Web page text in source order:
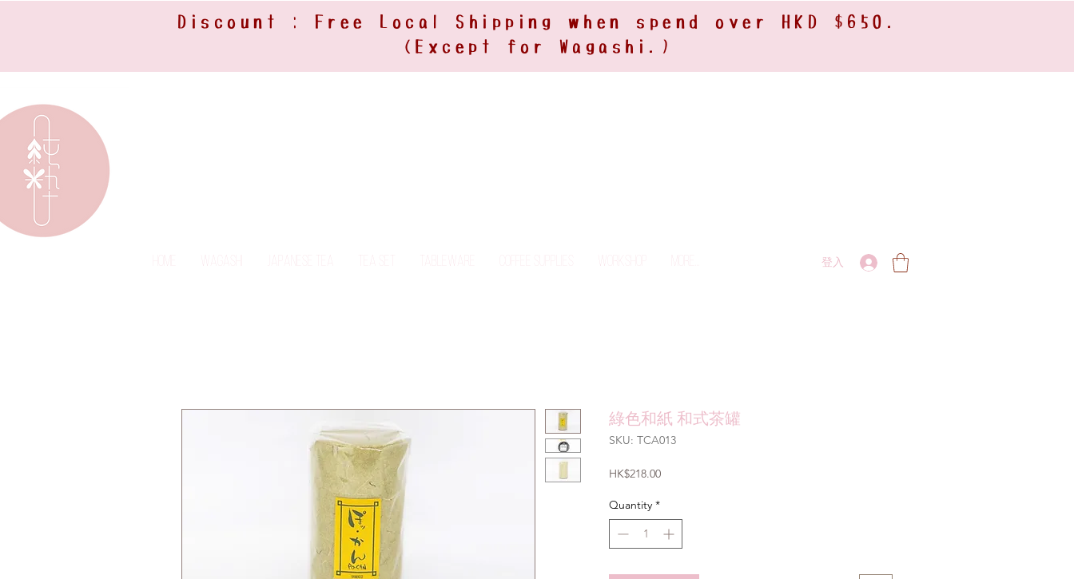
Discount : Free Local Shipping when spend over HKD $650.
(Except for Wagashi.)
Home Wagashi Tableware Workshop More... 登入
綠色和紙 和式茶罐
SKU: TCA013
HK$218.00Price
Quantity *